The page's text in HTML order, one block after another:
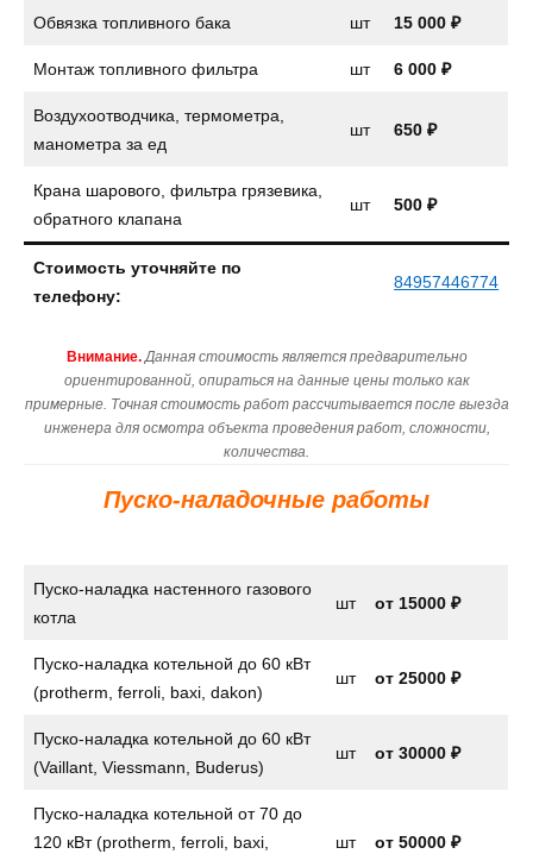
Обвязка топливного бака шт 15 000 ₽
Монтаж топливного фильтра шт 6 000 ₽
Воздухоотводчика, термометра,
манометра за ед
шт 650 ₽
Крана шарового, фильтра грязевика,
обратного клапана
шт 500 ₽
Стоимость уточняйте по
телефону:
84957446774
Внимание. Данная стоимость является предварительно
ориентированной, опираться на данные цены только как
примерные. Точная стоимость работ рассчитывается после выезда
инженера для осмотра объекта проведения работ, сложности,
количества.
Пуско-наладочные работы
Пуско-наладка настенного газового
котла
шт от 15000 ₽
Пуско-наладка котельной до 60 кВт
(protherm, ferroli, baxi, dakon)
шт от 25000 ₽
Пуско-наладка котельной до 60 кВт
(Vaillant, Viessmann, Buderus)
шт от 30000 ₽
Пуско-наладка котельной от 70 до
120 кВт (protherm, ferroli, baxi,
шт от 50000 ₽